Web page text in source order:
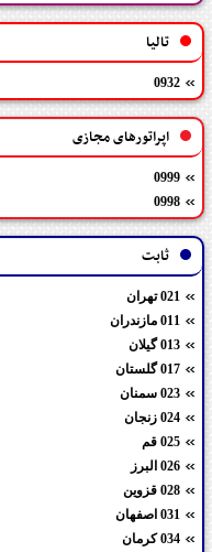
تالیا
0932
اپراتورهای مجازی
0999
0998
ثابت
021 تهران
011 مازندران
013 گیلان
017 گلستان
023 سمنان
024 زنجان
025 قم
026 البرز
028 قزوین
031 اصفهان
034 کرمان